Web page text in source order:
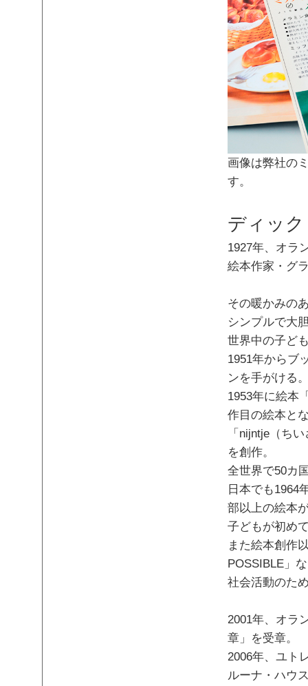
画像は弊社の
す。
ディッ
1927年、オラ
絵本作家・グ
その暖かみの
シンプルで大
世界中の子ど
1951年からブ
ンを手がける
1953年に絵本
作目の絵本と
「nijntje（ち
を創作。
全世界で50カ
日本でも1964
部以上の絵本
子どもが初め
また絵本創作
POSSIBLE」
社会活動のた
2001年、オラ
章」を受章。
2006年、ユト
ルーナ・ハウ